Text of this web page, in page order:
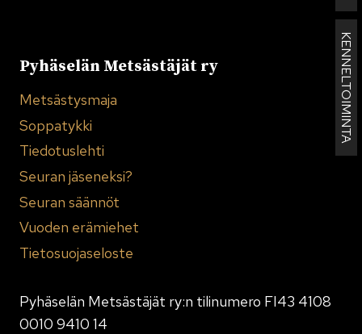
KENNELTOIMINTA
Pyhäselän Metsästäjät ry
Metsästysmaja
Soppatykki
Tiedotuslehti
Seuran jäseneksi?
Seuran säännöt
Vuoden erämiehet
Tietosuojaseloste
Pyhäselän Metsästäjät ry:n tilinumero FI43 4108
0010 9410 14